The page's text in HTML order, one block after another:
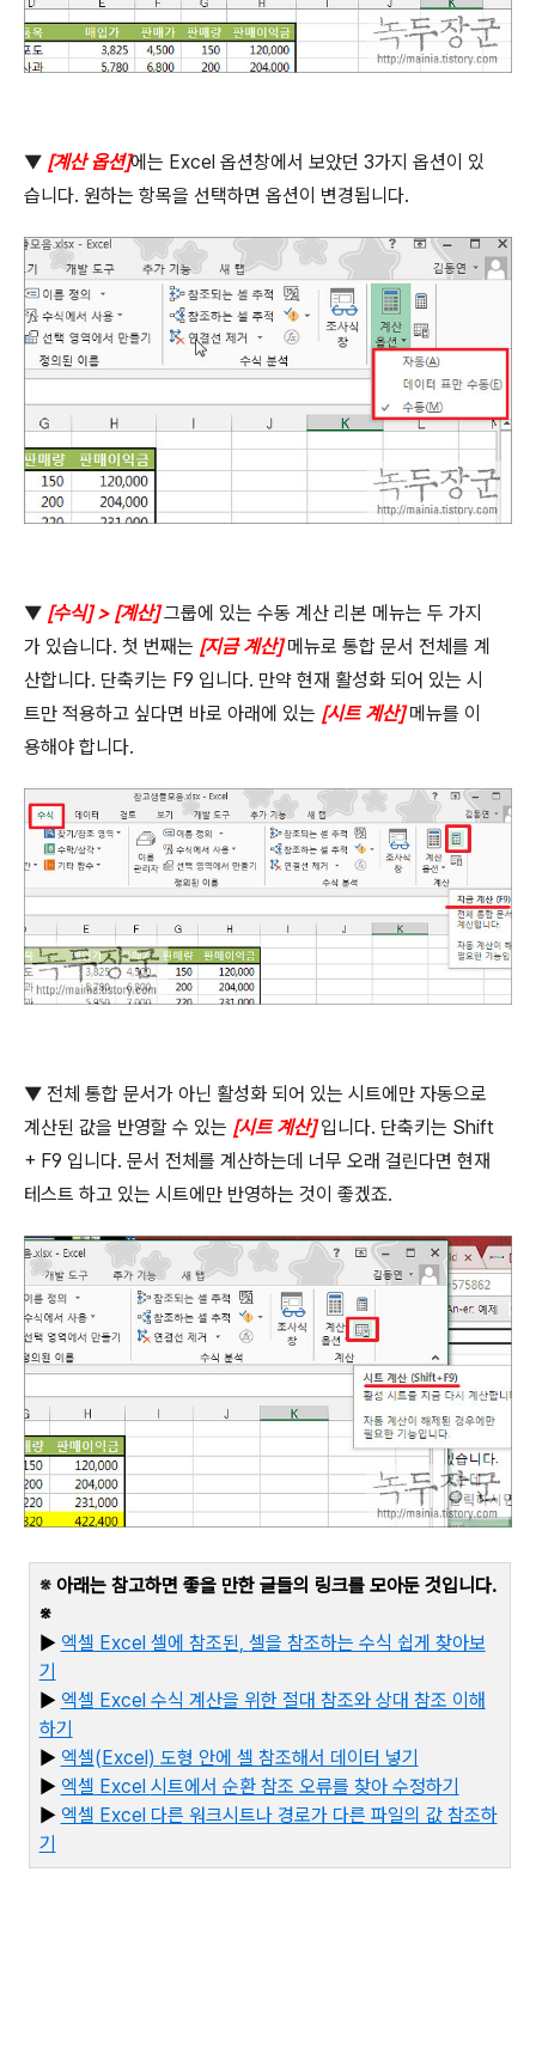
▼ [계산 옵션]에는 Excel 옵션창에서 보았던 3가지 옵션이 있
습니다. 원하는 항목을 선택하면 옵션이 변경됩니다.
▼ [수식] > [계산] 그룹에 있는 수동 계산 리본 메뉴는 두 가지
가 있습니다. 첫 번째는 [지금 계산] 메뉴로 통합 문서 전체를 계
산합니다. 단축키는 F9 입니다. 만약 현재 활성화 되어 있는 시
트만 적용하고 싶다면 바로 아래에 있는 [시트 계산] 메뉴를 이
용해야 합니다.
▼ 전체 통합 문서가 아닌 활성화 되어 있는 시트에만 자동으로
계산된 값을 반영할 수 있는 [시트 계산] 입니다. 단축키는 Shift
+ F9 입니다. 문서 전체를 계산하는데 너무 오래 걸린다면 현재
테스트 하고 있는 시트에만 반영하는 것이 좋겠죠.
※아래는 참고하면 좋을 만한 글들의 링크를 모아둔 것입니다.
※
▶ 엑셀 Excel 셀에 참조된, 셀을 참조하는 수식 쉽게 찾아보
기
▶ 엑셀 Excel 수식 계산을 위한 절대 참조와 상대 참조 이해
하기
▶ 엑셀(Excel) 도형 안에 셀 참조해서 데이터 넣기
▶ 엑셀 Excel 시트에서 순환 참조 오류를 찾아 수정하기
▶ 엑셀 Excel 다른 워크시트나 경로가 다른 파일의 값 참조하
기